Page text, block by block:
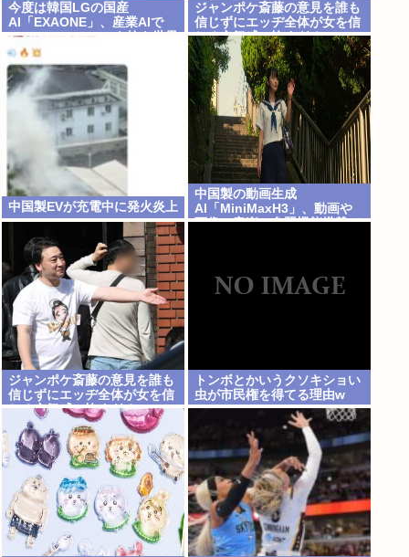
今度は韓国LGの国産
AI「EXAONE」、産業AIで
Google・Alibabaを抜き世界
1位 日本さんもう40周遅れぐ
らいになる
ジャンポケ斎藤の意見を誰も
信じずにエッヂ全体が女を信
じる空気感、怖すぎる
中国製EVが充電中に発火炎上
中国製の動画生成
AI「MiniMaxH3」、動画や
画像、音楽の参照機能搭載で
ジャンポケ斎藤の意見を誰も
信じずにエッヂ全体が女を信
じる空気感、怖すぎる
トンボとかいうクソキショい
虫が市民権を得てる理由w